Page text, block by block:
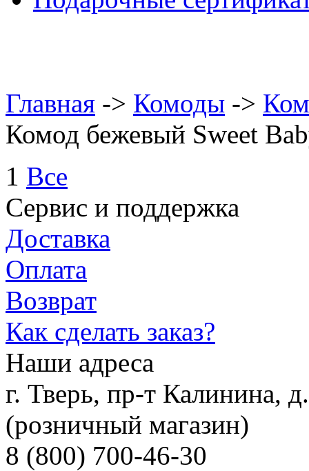
Главная -> Комоды ->
Комод бежевый Sweet
1 Все
Сервис и поддержка
Доставка
Оплата
Возврат
Как сделать заказ?
Наши адреса
г. Тверь, пр-т
(розничный магазин)
8 (800) 700-46-30